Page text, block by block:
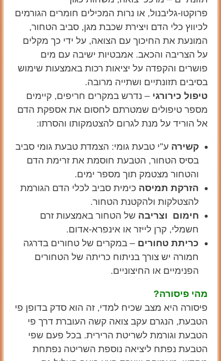
פרוקטו-גליבנול, או נרות המכילים חומרים הגורמים
לכיווץ כלי הדם ויצירת שכבת מגן, סביב הטחור,
המונעת את החיכוך עם הצואה, על ידי כך מקלים
על הצריבה והכאב. אמבטיות ישיבה עם מים
פושרים והקפדה על יציאות רכות באמצעות שימוש
בסיבים תזונתיים ושתייה מרובה.
טיפול כירורגי – נדרש במקרים חריפים, קיימים
מספר טיפולים שמטרתם לחסום את אספקת הדם
אל הוריד על מנת לגרום להצטמקותו והסרתו:
קשירה ע"י טבעת גומי: הצמדת טבעת גומי סביב
בסיס הטחור, הטבעת חוסמת את זרימת הדם
והטחור מצטמק תוך מספר ימים.
הזרקת תמיסה כימית סביב לכלי הדם הגורמת
להצטלקות ולהקטנת הטחור.
חימום וצריבה של הטחור באמצעות זרם
חשמלי, קרן לייזר או אינפרא-אדום.
כריתת טחורים – במקרים של טחורים בדרגה
חמורה יש צורך בניתוח כריתה של הטחורים
הפנימיים או החיצוניים.
מהי פיסורה?
פיסורה היא מצב שכיח למדי, זה הוא סדק בדופן פי
הטבעת, הנגרם עקב צואה קשה העוברת דרך פי
הטבעת וגורמת לשריטת הרירית. בכל פעם שפי
הטבעת נפתח ליציאה נוספת השריטה נפתחת